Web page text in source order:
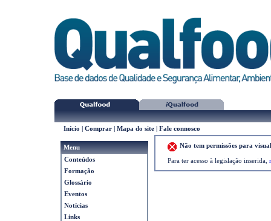
Início Comprar Mapa do site Fale connosco
Menu
Conteúdos
Formação
Glossário
Eventos
Notícias
Links
Não tem permissões para
Para ter acesso à legislação inserida,